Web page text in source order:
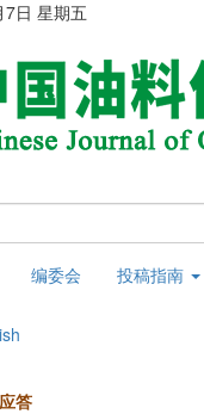
日 星期五
编委会 投稿指南
答